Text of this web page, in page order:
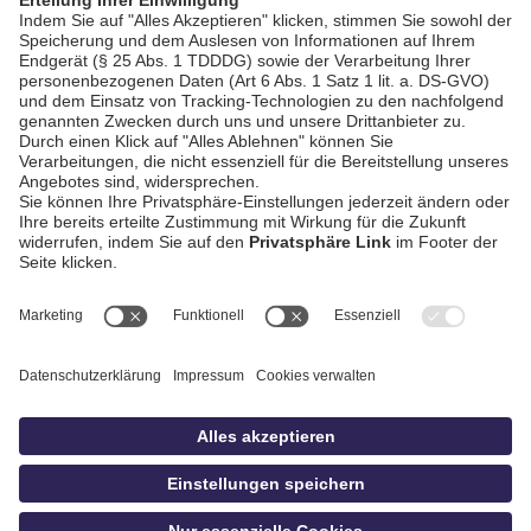
AGB / Gewinnspiele
Datenschutz
Impressum
idowa.de
Privatsphäre